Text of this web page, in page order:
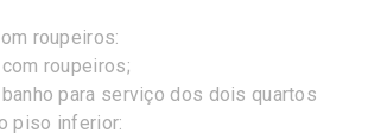
roupeiros:
roupeiros;
para serviço dos dois quartos
piso inferior: